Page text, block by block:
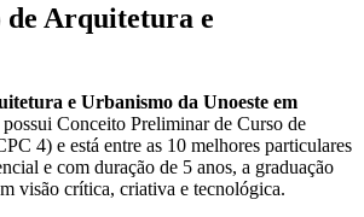
de Arquitetura e
e Urbanismo da Unoeste em
possui Conceito Preliminar de Curso de
4) e está entre as 10 melhores particulares
e com duração de 5 anos, a graduação
visão crítica, criativa e tecnológica.